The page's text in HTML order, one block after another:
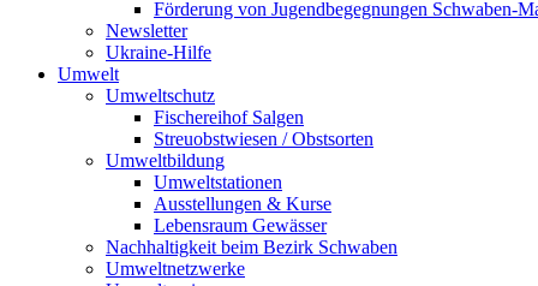
Förderung von Jugendbegegnungen Schwaben-
Newsletter
Ukraine-Hilfe
Umwelt
Umweltschutz
Fischereihof Salgen
Streuobstwiesen / Obstsorten
Umweltbildung
Umweltstationen
Ausstellungen & Kurse
Lebensraum Gewässer
Nachhaltigkeit beim Bezirk Schwaben
Umweltnetzwerke